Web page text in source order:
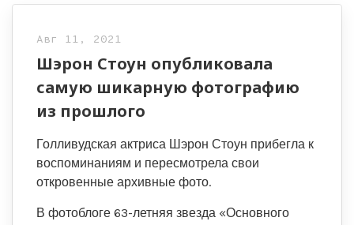
Авг 11, 2021
Шэрон Стоун опубликовала
самую шикарную фотографию
из прошлого
Голливудская актриса Шэрон Стоун прибегла к
воспоминаниям и пересмотрела свои
откровенные архивные фото.
В фотоблоге 63-летняя звезда «Основного